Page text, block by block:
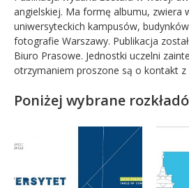
angielskiej. Ma formę albumu, zwiera
uniwersyteckich kampusów,
fotografie Warszawy. Publikacja
Biuro Prasowe. Jednostki uczelni
otrzymaniem proszone są o kontakt
Poniżej wybrane